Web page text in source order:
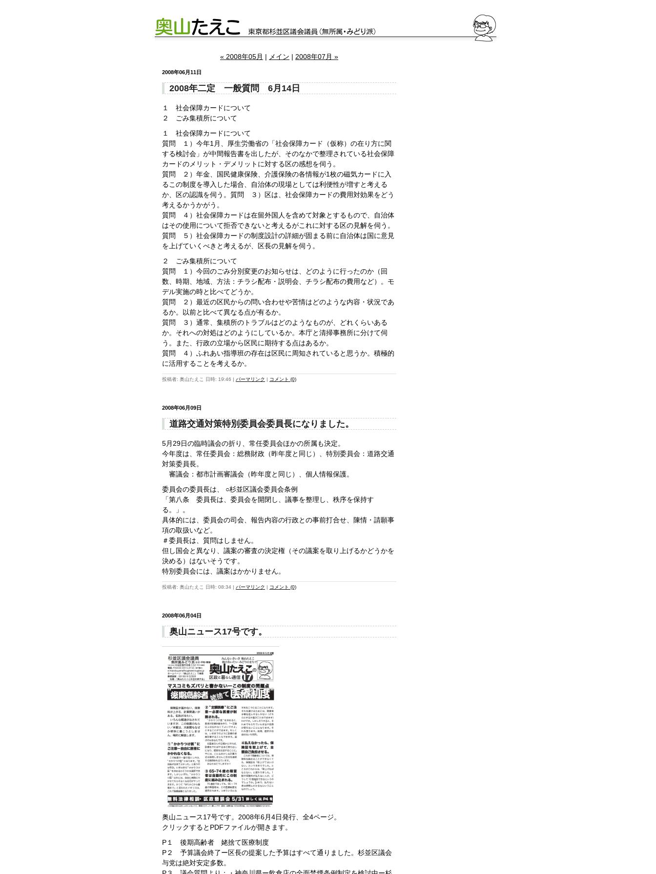
« 2008年05月 | メイン | 2008年07月 »
2008年06月11日
2008年二定 一般質問 6月14日
１ 社会保障カードについて
２ ごみ集積所について
１ 社会保障カードについて
質問 １）今年1月、厚生労働省の「社会保障カード（仮称）の在り方に関
する検討会」が中間報告書を出したが、そのなかで整理されている社会保障
カードのメリット・デメリットに対する区の感想を伺う。
質問 ２）年金、国民健康保険、介護保険の各情報が1枚の磁気カードに入
るこの制度を導入した場合、自治体の現場としては利便性が増すと考える
か、区の認識を伺う。質問 ３）区は、社会保障カードの費用対効果をどう
考えるかうかがう。
質問 ４）社会保障カードは在留外国人を含めて対象とするもので、自治体
はその使用について拒否できないと考えるがこれに対する区の見解を伺う。
質問 ５）社会保障カードの制度設計の詳細が固まる前に自治体は国に意見
を上げていくべきと考えるが、区長の見解を伺う。
２ ごみ集積所について
質問 １）今回のごみ分別変更のお知らせは、どのように行ったのか（回
数、時期、地域、方法：チラシ配布・説明会、チラシ配布の費用など）。モ
デル実施の時と比べてどうか。
質問 ２）最近の区民からの問い合わせや苦情はどのような内容・状況であ
るか。以前と比べて異なる点が有るか。
質問 ３）通常、集積所のトラブルはどのようなものが、どれくらいある
か。それへの対処はどのようにしているか。本庁と清掃事務所に分けて伺
う。また、行政の立場から区民に期待する点はあるか。
質問 ４）ふれあい指導班の存在は区民に周知されていると思うか。積極的
に活用することを考えるか。
投稿者: 奥山たえこ 日時: 19:46 | パーマリンク | コメント (0)
2008年06月09日
道路交通対策特別委員会委員長になりました。
5月29日の臨時議会の折り、常任委員会ほかの所属も決定。
今年度は、常任委員会：総務財政（昨年度と同じ）、特別委員会：道路交通
対策委員長。
審議会：都市計画審議会（昨年度と同じ）、個人情報保護。
委員会の委員長は、 ○杉並区議会委員会条例
「第八条 委員長は、委員会を開閉し、議事を整理し、秩序を保持す
る。」。
具体的には、委員会の司会、報告内容の行政との事前打合せ、陳情・請願事
項の取扱いなど。
＃委員長は、質問はしません。
但し国会と異なり、議案の審査の決定権（その議案を取り上げるかどうかを
決める）はないそうです。
特別委員会には、議案はかかりません。
投稿者: 奥山たえこ 日時: 08:34 | パーマリンク | コメント (0)
2008年06月04日
奥山ニュース17号です。
奥山ニュース17号です。2008年6月4日発行、全4ページ。
クリックするとPDFファイルが開きます。
P１ 後期高齢者 姥捨て医療制度
P２ 予算議会終了ー区長の提案した予算はすべて通りました。杉並区議会
与党は絶対安定多数。